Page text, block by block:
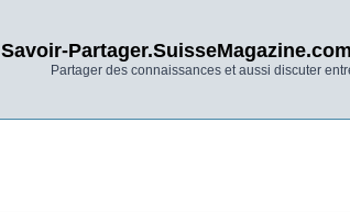
Savoir-
Partager des connaissances et aussi discuter